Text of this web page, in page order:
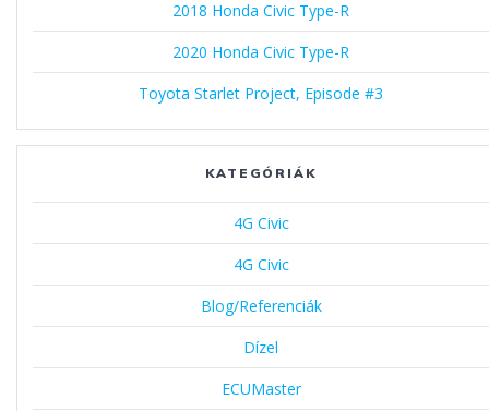
2018 Honda Civic Type-R
2020 Honda Civic Type-R
Toyota Starlet Project, Episode #3
KATEGÓRIÁK
4G Civic
4G Civic
Blog/Referenciák
Dízel
ECUMaster